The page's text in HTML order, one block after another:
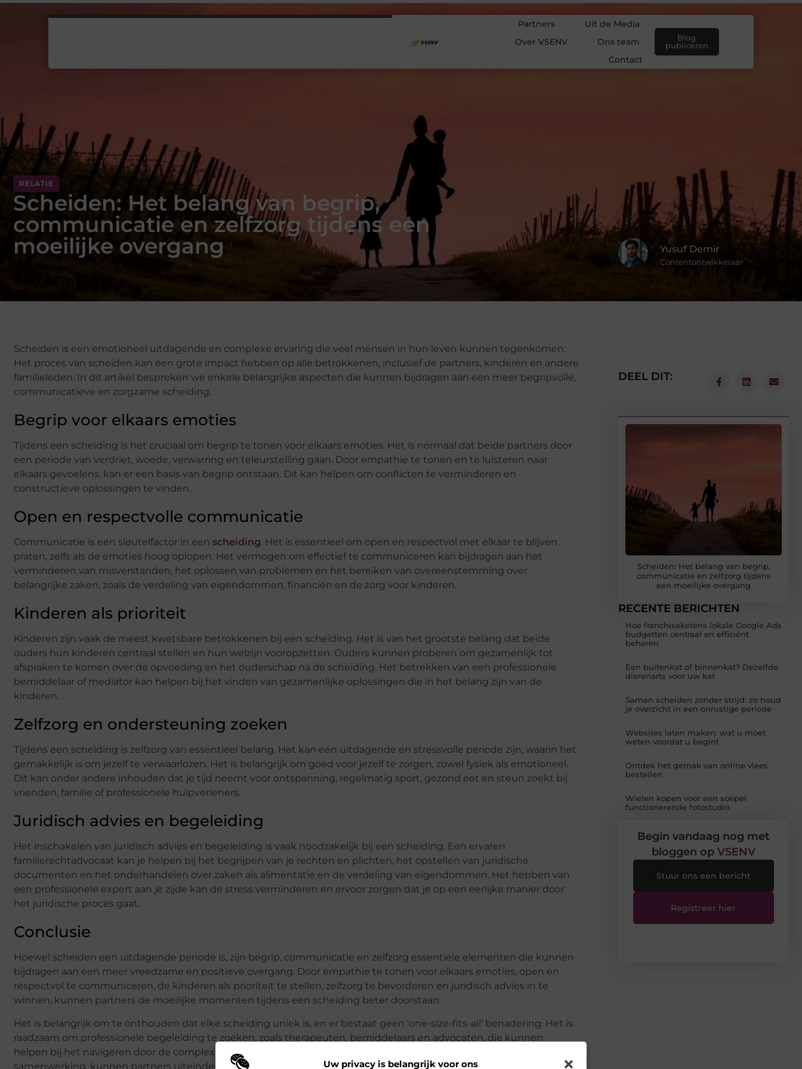
Uw privacy is belangrijk voor ons
Partners
Uit de Media
Over VSENV
Ons team
Contact
Blog
publiceren
RELATIE
Scheiden: Het belang van begrip,
communicatie en zelfzorg tijdens een
moeilijke overgang
Yusuf Demir
Contentontwikkelaar
Scheiden is een emotioneel uitdagende en complexe ervaring die veel mensen in hun leven kunnen tegenkomen.
Het proces van scheiden kan een grote impact hebben op alle betrokkenen, inclusief de partners, kinderen en andere
familieleden. In dit artikel bespreken we enkele belangrijke aspecten die kunnen bijdragen aan een meer begripvolle,
communicatieve en zorgzame scheiding.
Begrip voor elkaars emoties
Tijdens een scheiding is het cruciaal om begrip te tonen voor elkaars emoties. Het is normaal dat beide partners door
een periode van verdriet, woede, verwarring en teleurstelling gaan. Door empathie te tonen en te luisteren naar
elkaars gevoelens, kan er een basis van begrip ontstaan. Dit kan helpen om conflicten te verminderen en
constructieve oplossingen te vinden.
Open en respectvolle communicatie
Communicatie is een sleutelfactor in een scheiding. Het is essentieel om open en respectvol met elkaar te blijven
praten, zelfs als de emoties hoog oplopen. Het vermogen om effectief te communiceren kan bijdragen aan het
verminderen van misverstanden, het oplossen van problemen en het bereiken van overeenstemming over
belangrijke zaken, zoals de verdeling van eigendommen, financiën en de zorg voor kinderen.
Kinderen als prioriteit
Kinderen zijn vaak de meest kwetsbare betrokkenen bij een scheiding. Het is van het grootste belang dat beide
ouders hun kinderen centraal stellen en hun welzijn vooropzetten. Ouders kunnen proberen om gezamenlijk tot
afspraken te komen over de opvoeding en het ouderschap na de scheiding. Het betrekken van een professionele
bemiddelaar of mediator kan helpen bij het vinden van gezamenlijke oplossingen die in het belang zijn van de
kinderen.
Zelfzorg en ondersteuning zoeken
Tijdens een scheiding is zelfzorg van essentieel belang. Het kan een uitdagende en stressvolle periode zijn, waarin het
gemakkelijk is om jezelf te verwaarlozen. Het is belangrijk om goed voor jezelf te zorgen, zowel fysiek als emotioneel.
Dit kan onder andere inhouden dat je tijd neemt voor ontspanning, regelmatig sport, gezond eet en steun zoekt bij
vrienden, familie of professionele hulpverleners.
Juridisch advies en begeleiding
Het inschakelen van juridisch advies en begeleiding is vaak noodzakelijk bij een scheiding. Een ervaren
familierechtadvocaat kan je helpen bij het begrijpen van je rechten en plichten, het opstellen van juridische
documenten en het onderhandelen over zaken als alimentatie en de verdeling van eigendommen. Het hebben van
een professionele expert aan je zijde kan de stress verminderen en ervoor zorgen dat je op een eerlijke manier door
het juridische proces gaat.
Conclusie
Hoewel scheiden een uitdagende periode is, zijn begrip, communicatie en zelfzorg essentiële elementen die kunnen
bijdragen aan een meer vreedzame en positieve overgang. Door empathie te tonen voor elkaars emoties, open en
respectvol te communiceren, de kinderen als prioriteit te stellen, zelfzorg te bevorderen en juridisch advies in te
winnen, kunnen partners de moeilijke momenten tijdens een scheiding beter doorstaan.
Het is belangrijk om te onthouden dat elke scheiding uniek is, en er bestaat geen ‘one-size-fits-all’ benadering. Het is
raadzaam om professionele begeleiding te zoeken, zoals therapeuten, bemiddelaars en advocaten, die kunnen
helpen bij het navigeren door de complexiteit van het scheidingsproces. Door te streven naar begrip en
samenwerking, kunnen partners uiteindelijk een nieuwe weg inslaan en een gezonde toekomst opbouwen, zowel
DEEL DIT:
Scheiden: Het belang van begrip,
communicatie en zelfzorg tijdens
een moeilijke overgang
RECENTE BERICHTEN
Hoe franchiseketens lokale Google Ads
budgetten centraal en efficiënt
beheren
Een buitenkat of binnenkat? Dezelfde
dierenarts voor uw kat
Samen scheiden zonder strijd: zo houd
je overzicht in een onrustige periode
Websites laten maken: wat u moet
weten voordat u begint
Ontdek het gemak van online vlees
bestellen
Wielen kopen voor een soepel
functionerende fotostudio
Begin vandaag nog met
bloggen op VSENV
Stuur ons een bericht
Registreer hier